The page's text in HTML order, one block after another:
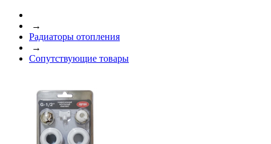
→
Радиаторы отопления
→
Сопутствующие товары